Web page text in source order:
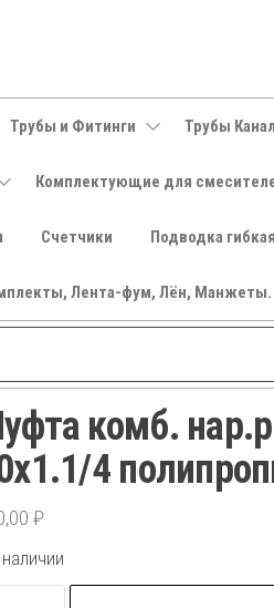
Трубы и Фитинги Трубы
Комплектующие для
Счетчики Подводка гибкая
Лента-фум, Лён, Манжеты.
комб.
4
₽